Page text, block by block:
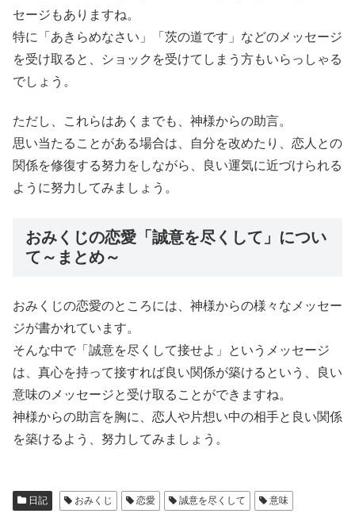
セージもありますね。
特に「あきらめなさい」「茨の道です」などのメッセージ
を受け取ると、ショックを受けてしまう方もいらっしゃる
でしょう。
ただし、これらはあくまでも、神様からの助言。
思い当たることがある場合は、自分を改めたり、恋人との
関係を修復する努力をしながら、良い運気に近づけられる
ように努力してみましょう。
おみくじの恋愛「誠意を尽くして」につい
て～まとめ～
おみくじの恋愛のところには、神様からの様々なメッセー
ジが書かれています。
そんな中で「誠意を尽くして接せよ」というメッセージ
は、真心を持って接すれば良い関係が築けるという、良い
意味のメッセージと受け取ることができますね。
神様からの助言を胸に、恋人や片想い中の相手と良い関係
を築けるよう、努力してみましょう。
日記 おみくじ 恋愛 誠意を尽くして 意味